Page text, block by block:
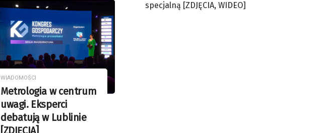
WIADOMOŚCI
Metrologia w centrum
uwagi. Eksperci
debatują w Lublinie
specjalną [ZDJĘCIA, WIDEO]